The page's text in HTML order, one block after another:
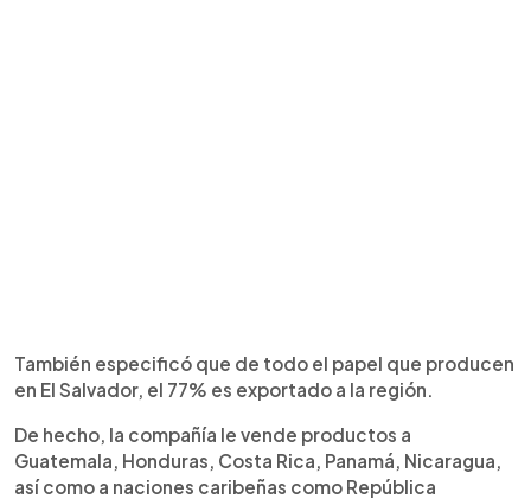
También especificó que de todo el papel que producen
en El Salvador, el 77% es exportado a la región.
De hecho, la compañía le vende productos a
Guatemala, Honduras, Costa Rica, Panamá, Nicaragua,
así como a naciones caribeñas como República